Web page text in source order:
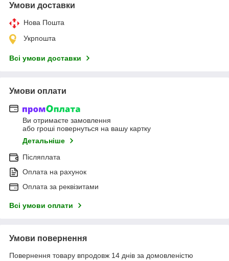
Умови доставки
Нова Пошта
Укрпошта
Всі умови доставки
Умови оплати
Ви отримаєте замовлення
або гроші повернуться на вашу картку
Детальніше
Післяплата
Оплата на рахунок
Оплата за реквізитами
Всі умови оплати
Умови повернення
Повернення товару впродовж 14 днів за домовленістю